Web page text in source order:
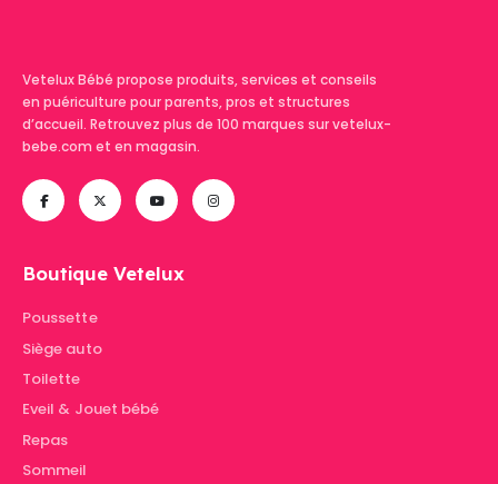
Vetelux Bébé propose produits, services et conseils
en puériculture pour parents, pros et structures
d’accueil. Retrouvez plus de 100 marques sur vetelux-
bebe.com et en magasin.
Boutique Vetelux
Poussette
Siège auto
Toilette
Eveil & Jouet bébé
Repas
Sommeil